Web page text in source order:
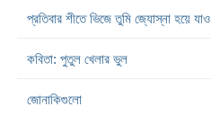
প্রতিবার শীতে ভিজে তুমি জ্যোস্না হয়ে যাও
কবিতা: পুতুল খেলার ভুল
জোনাকিগুলো